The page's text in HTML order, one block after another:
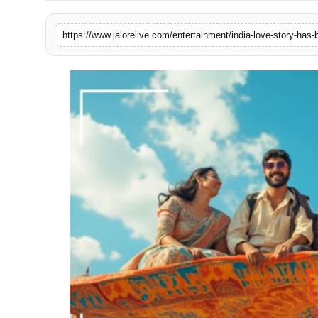
लाइफस्टाइल
https://www.jalorelive.com/entertainment/india-love-story-has-